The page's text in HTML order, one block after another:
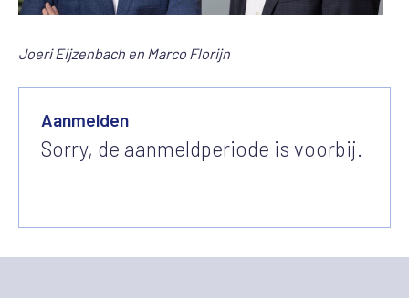
Joeri Eijzenbach en Marco Florijn
Aanmelden
Sorry, de aanmeldperiode is voorbij.